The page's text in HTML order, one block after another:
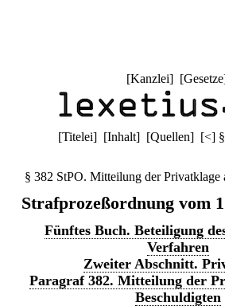
[Kanzlei] [Gesetze
[Titelei] [Inhalt] [Quellen] [<]
§ 382 StPO. Mitteilung der Privatklage
Strafprozeßordnung vom
Fünftes Buch. Beteiligung
Verfahren
Zweiter Abschnitt.
Paragraf 382. Mitteilung der
Beschuldigten